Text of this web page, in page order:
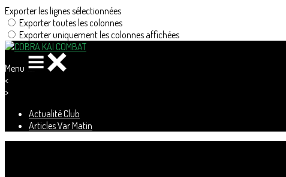
Exporter les lignes sélectionnées
Exporter toutes les colonnes
Exporter uniquement les colonnes affichées
Menu
<
>
Actualité Club
Articles Var Matin